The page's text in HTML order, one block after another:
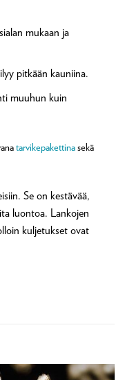
mukaan ja
pitkään kauniina.
muuhun kuin
tarvikepakettinasekä
Se on kestävää,
luontoa. Lankojen
kuljetukset ovat